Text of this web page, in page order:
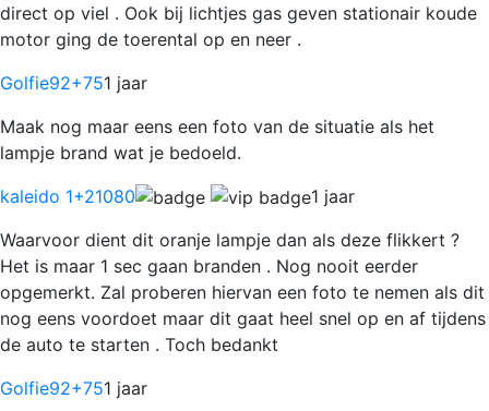
direct op viel . Ook bij lichtjes gas geven stationair koude
motor ging de toerental op en neer .
Golfie92+751 jaar
Maak nog maar eens een foto van de situatie als het
lampje brand wat je bedoeld.
kaleido 1+21080
1 jaar
Waarvoor dient dit oranje lampje dan als deze flikkert ?
Het is maar 1 sec gaan branden . Nog nooit eerder
opgemerkt. Zal proberen hiervan een foto te nemen als dit
nog eens voordoet maar dit gaat heel snel op en af tijdens
de auto te starten . Toch bedankt
Golfie92+751 jaar